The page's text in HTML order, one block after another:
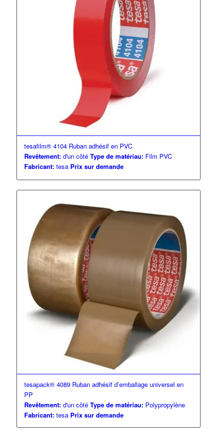
tesafilm® 4104 Ruban adhésif en PVC
Revêtement:d'un côté Type de matériau:Film PVC
Fabricant:tesa Prix sur demande
tesapack® 4089 Ruban adhésif d’emballage universel en
PP
Revêtement:d'un côté Type de matériau:Polypropylène
Fabricant:tesa Prix sur demande